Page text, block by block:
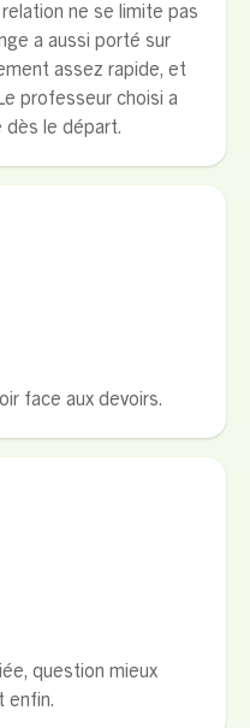
ne se limite pas
a aussi porté sur
assez rapide, et
professeur choisi a
dès le départ.
face aux devoirs.
question mieux
enfin.